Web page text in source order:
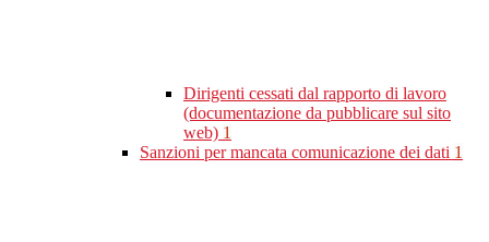
Dirigenti cessati dal rapporto di lavoro
(documentazione da pubblicare sul sito
web) 1
Sanzioni per mancata comunicazione dei dati 1